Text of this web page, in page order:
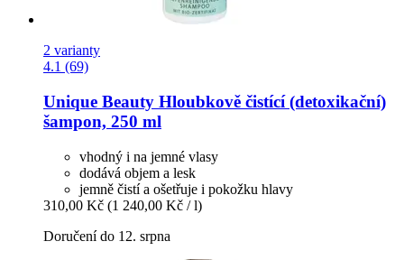
2 varianty
4.1 (69)
Unique Beauty Hloubkově čistící (detoxikační)
šampon, 250 ml
vhodný i na jemné vlasy
dodává objem a lesk
jemně čistí a ošetřuje i pokožku hlavy
310,00 Kč (1 240,00 Kč / l)
Doručení do 12. srpna